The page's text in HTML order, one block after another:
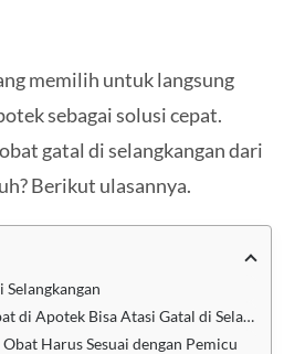
memilih untuk langsung
sebagai solusi cepat.
gatal di selangkangan dari
Berikut ulasannya.
Selangkangan
Apotek Bisa Atasi Gatal di Selangkangan
Harus Sesuai dengan Pemicu